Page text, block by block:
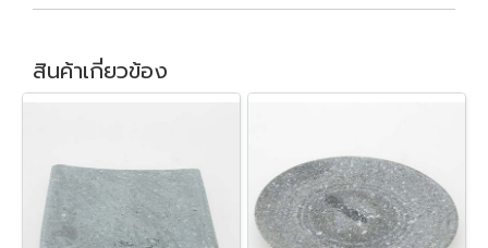
สินค้าเกี่ยวข้อง